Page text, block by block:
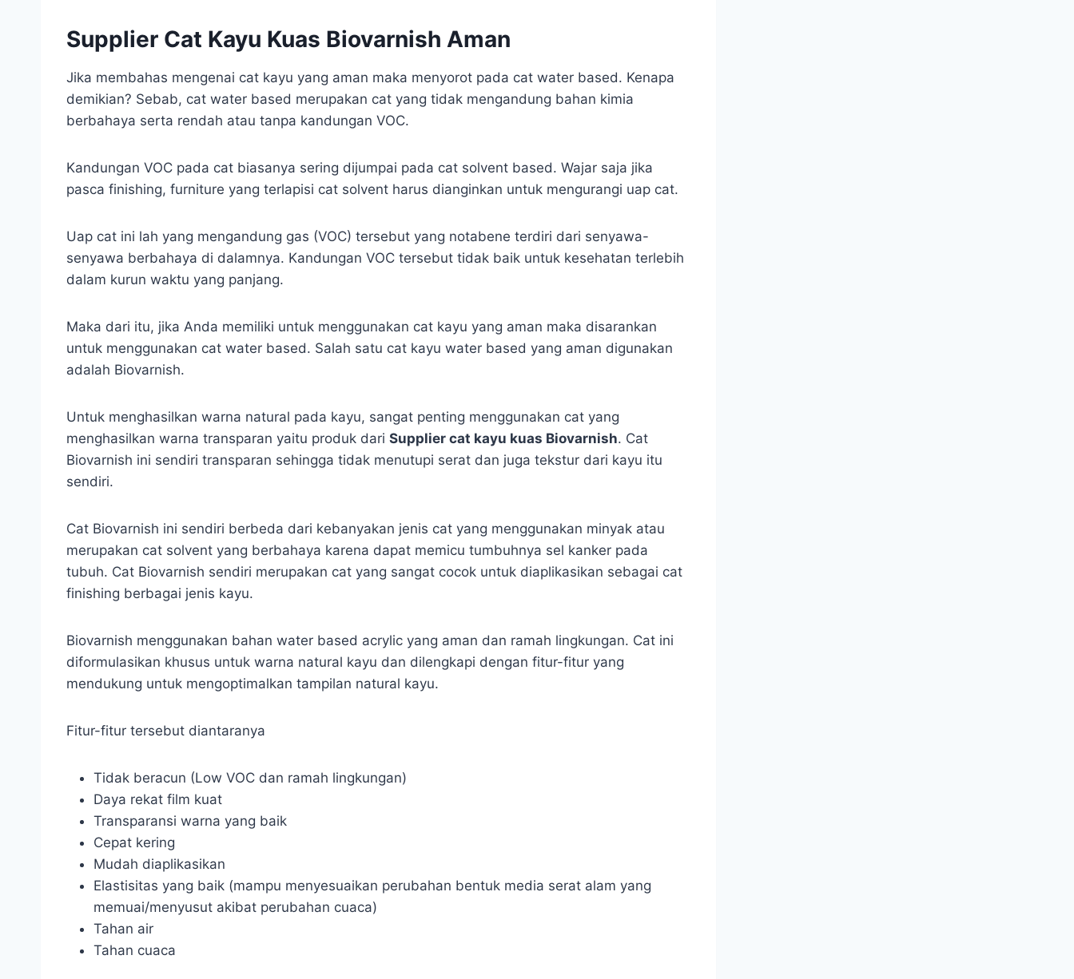
Supplier Cat Kayu Kuas Biovarnish Aman
Jika membahas mengenai cat kayu yang aman maka menyorot pada cat water based. Kenapa
demikian? Sebab, cat water based merupakan cat yang tidak mengandung bahan kimia
berbahaya serta rendah atau tanpa kandungan VOC.
Kandungan VOC pada cat biasanya sering dijumpai pada cat solvent based. Wajar saja jika
pasca finishing, furniture yang terlapisi cat solvent harus dianginkan untuk mengurangi uap cat.
Uap cat ini lah yang mengandung gas (VOC) tersebut yang notabene terdiri dari senyawa-
senyawa berbahaya di dalamnya. Kandungan VOC tersebut tidak baik untuk kesehatan terlebih
dalam kurun waktu yang panjang.
Maka dari itu, jika Anda memiliki untuk menggunakan cat kayu yang aman maka disarankan
untuk menggunakan cat water based. Salah satu cat kayu water based yang aman digunakan
adalah Biovarnish.
Untuk menghasilkan warna natural pada kayu, sangat penting menggunakan cat yang
menghasilkan warna transparan yaitu produk dari Supplier cat kayu kuas Biovarnish. Cat
Biovarnish ini sendiri transparan sehingga tidak menutupi serat dan juga tekstur dari kayu itu
sendiri.
Cat Biovarnish ini sendiri berbeda dari kebanyakan jenis cat yang menggunakan minyak atau
merupakan cat solvent yang berbahaya karena dapat memicu tumbuhnya sel kanker pada
tubuh. Cat Biovarnish sendiri merupakan cat yang sangat cocok untuk diaplikasikan sebagai cat
finishing berbagai jenis kayu.
Biovarnish menggunakan bahan water based acrylic yang aman dan ramah lingkungan. Cat ini
diformulasikan khusus untuk warna natural kayu dan dilengkapi dengan fitur-fitur yang
mendukung untuk mengoptimalkan tampilan natural kayu.
Fitur-fitur tersebut diantaranya
Tidak beracun (Low VOC dan ramah lingkungan)
Daya rekat film kuat
Transparansi warna yang baik
Cepat kering
Mudah diaplikasikan
Elastisitas yang baik (mampu menyesuaikan perubahan bentuk media serat alam yang
memuai/menyusut akibat perubahan cuaca)
Tahan air
Tahan cuaca